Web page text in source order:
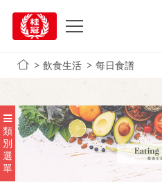
飲食生活 每日食譜
類
別
選
單